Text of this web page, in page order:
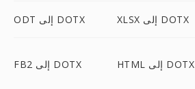
ODT إلى DOTX XLSX إلى DOTX
FB2 إلى DOTX HTML إلى DOTX